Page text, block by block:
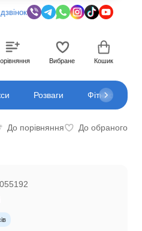
Вибране Кошик
Розваги Фітнес
До порівняння До обраного
055192